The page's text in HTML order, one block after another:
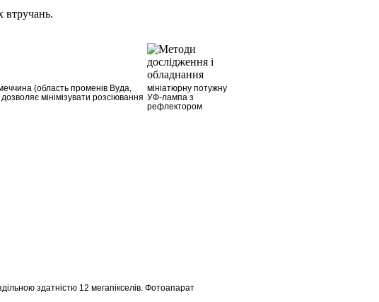
втручань.
(область променів Вуда,
мінімізувати розсіювання
мініатюрну потужну
УФ-лампа з
рефлектором
здатністю 12 мегапікселів. Фотоапарат